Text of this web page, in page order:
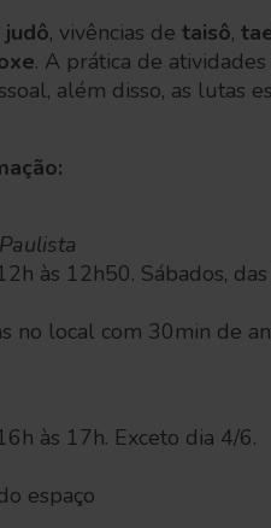
, vivências de taisô,
. A prática de
além disso, as lutas
às 12h50. Sábados,
no local com 30min de
às 17h. Exceto dia 4/6.
espaço